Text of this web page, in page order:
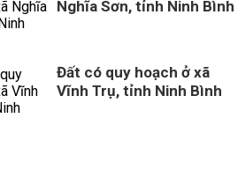
Nghĩa Sơn, tỉnh Ninh Bình
Đất có quy hoạch ở xã
Vĩnh Trụ, tỉnh Ninh Bình